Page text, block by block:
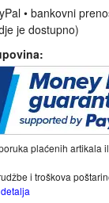
• bankovni
je dostupno)
plaćenih artikala
i troškova